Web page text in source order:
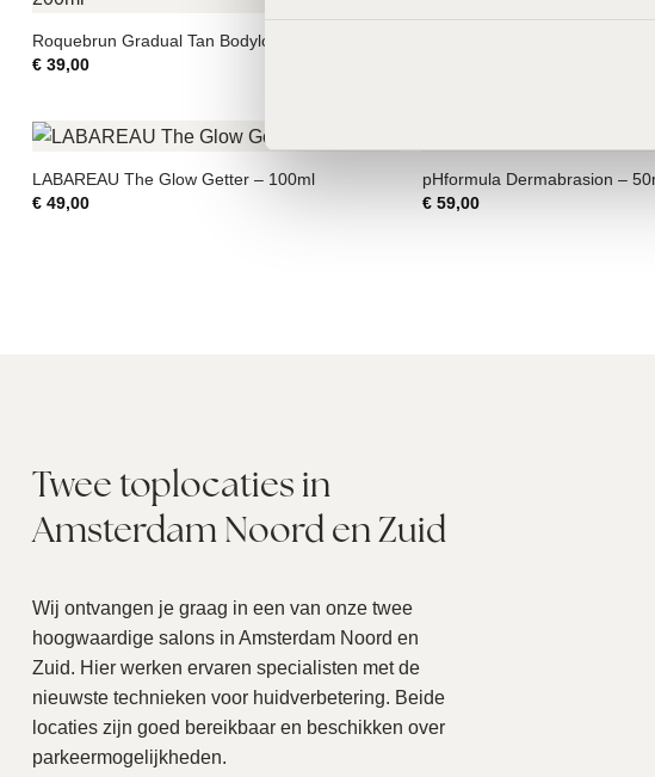
Roquebrun Gradual Tan Bodylotion – 200ml
€39,00
LABAREAU The Glow Getter – 100ml
€49,00
pHformula Dermabrasion –
€ 59,00
Twee toplocaties in
Amsterdam Noord en Zuid
Wij ontvangen je graag in een van onze twee
hoogwaardige salons in Amsterdam Noord en
Zuid. Hier werken ervaren specialisten met de
nieuwste technieken voor huidverbetering. Beide
locaties zijn goed bereikbaar en beschikken over
parkeermogelijkheden.